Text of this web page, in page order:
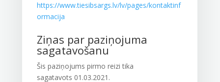
https://www.tiesibsargs.lv/lv/pages/kontaktinf
ormacija
Ziņas par paziņojuma
sagatavošanu
Šis paziņojums pirmo reizi tika
sagatavots 01.03.2021 .